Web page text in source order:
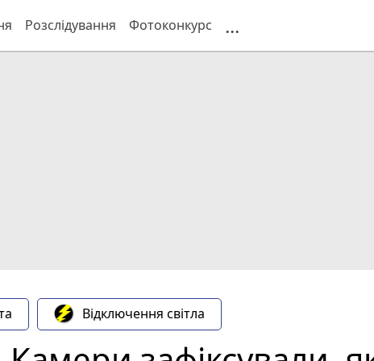
Розслідування Фотоконкурс ...
Відключення світла